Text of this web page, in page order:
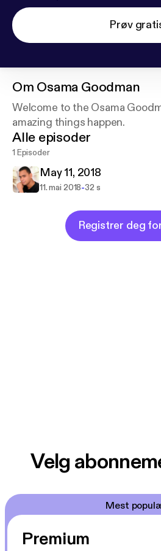
Prøv
Om Osama Goodman
Welcome to the Osama
amazing things happen.
Alle episoder
1 Episoder
May 11, 2018
11. mai 2018-32 s
Registrer deg
Velg
Mest
Premium